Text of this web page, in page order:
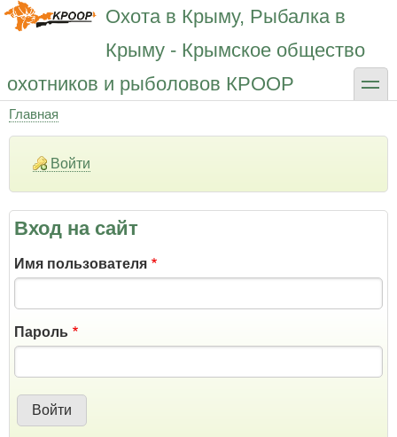
Перейти
Охота в Крыму, Рыбалка в
Крыму - Крымское общество
охотников и рыболовов КРООР
toggle
Строка
навигации
Главная
Войти
Вход на сайт
Имя пользователя
Пароль